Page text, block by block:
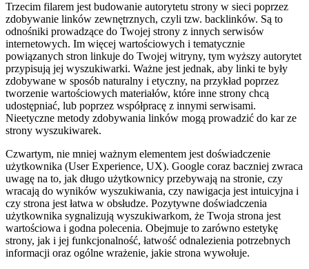
Trzecim filarem jest budowanie autorytetu strony w sieci poprzez
zdobywanie linków zewnętrznych, czyli tzw. backlinków. Są to
odnośniki prowadzące do Twojej strony z innych serwisów
internetowych. Im więcej wartościowych i tematycznie
powiązanych stron linkuje do Twojej witryny, tym wyższy autorytet
przypisują jej wyszukiwarki. Ważne jest jednak, aby linki te były
zdobywane w sposób naturalny i etyczny, na przykład poprzez
tworzenie wartościowych materiałów, które inne strony chcą
udostępniać, lub poprzez współpracę z innymi serwisami.
Nieetyczne metody zdobywania linków mogą prowadzić do kar ze
strony wyszukiwarek.
Czwartym, nie mniej ważnym elementem jest doświadczenie
użytkownika (User Experience, UX). Google coraz baczniej zwraca
uwagę na to, jak długo użytkownicy przebywają na stronie, czy
wracają do wyników wyszukiwania, czy nawigacja jest intuicyjna i
czy strona jest łatwa w obsłudze. Pozytywne doświadczenia
użytkownika sygnalizują wyszukiwarkom, że Twoja strona jest
wartościowa i godna polecenia. Obejmuje to zarówno estetykę
strony, jak i jej funkcjonalność, łatwość odnalezienia potrzebnych
informacji oraz ogólne wrażenie, jakie strona wywołuje.